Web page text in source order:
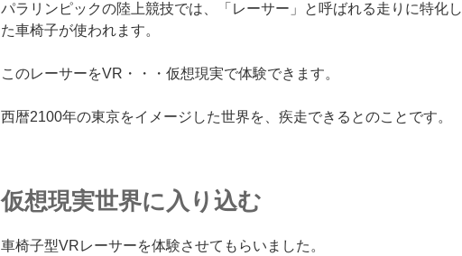
パラリンピックの陸上競技では、「レーサー」と呼ばれる走りに特化し
た車椅子が使われます。
このレーサーをVR・・・仮想現実で体験できます。
西暦2100年の東京をイメージした世界を、疾走できるとのことです。
仮想現実世界に入り込む
車椅子型VRレーサーを体験させてもらいました。